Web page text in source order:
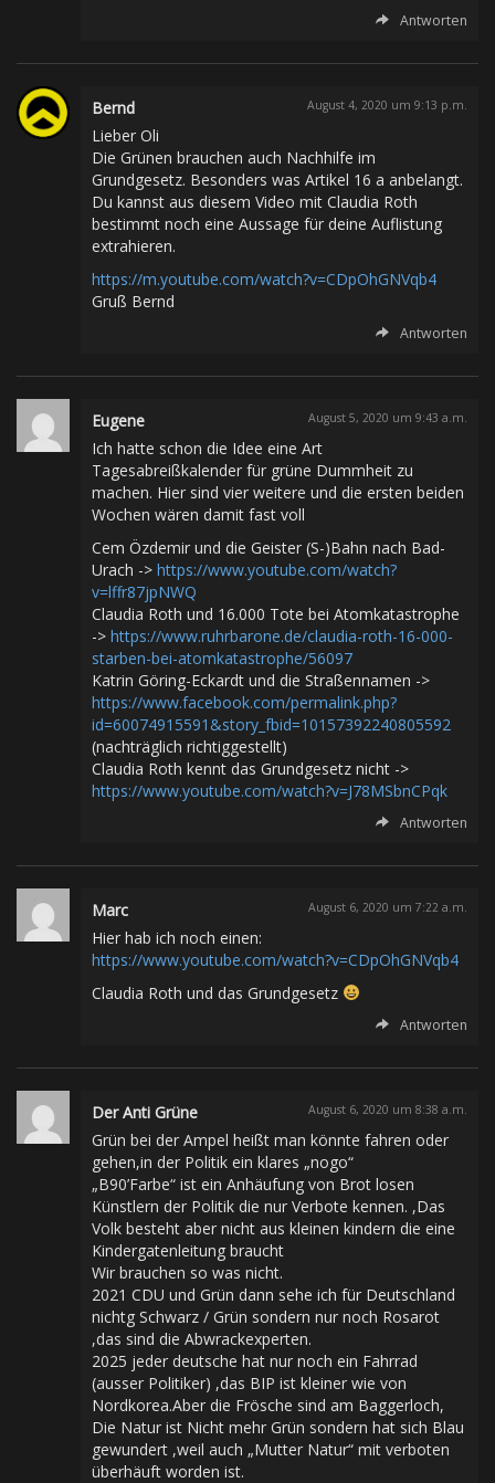
Antworten
Bernd August 4, 2020 um 9:13 p.m.
Lieber Oli
Die Grünen brauchen auch Nachhilfe im
Grundgesetz. Besonders was Artikel 16 a anbelangt.
Du kannst aus diesem Video mit Claudia Roth
bestimmt noch eine Aussage für deine Auflistung
extrahieren.
https://m.youtube.com/watch?v=CDpOhGNVqb4
Gruß Bernd
Antworten
Eugene August 5, 2020 um 9:43 a.m.
Ich hatte schon die Idee eine Art
Tagesabreißkalender für grüne Dummheit zu
machen. Hier sind vier weitere und die ersten beiden
Wochen wären damit fast voll
Cem Özdemir und die Geister (S-)Bahn nach Bad-
Urach -> https://www.youtube.com/watch?
v=lffr87jpNWQ
Claudia Roth und 16.000 Tote bei Atomkatastrophe
-> https://www.ruhrbarone.de/claudia-roth-16-000-
starben-bei-atomkatastrophe/56097
Katrin Göring-Eckardt und die Straßennamen ->
https://www.facebook.com/permalink.php?
id=60074915591&story_fbid=10157392240805592
(nachträglich richtiggestellt)
Claudia Roth kennt das Grundgesetz nicht ->
https://www.youtube.com/watch?v=J78MSbnCPqk
Antworten
Marc August 6, 2020 um 7:22 a.m.
Hier hab ich noch einen:
https://www.youtube.com/watch?v=CDpOhGNVqb4
Claudia Roth und das Grundgesetz
Antworten
Der Anti Grüne August 6, 2020 um 8:38 a.m.
Grün bei der Ampel heißt man könnte fahren oder
gehen,in der Politik ein klares „nogo“
„B90’Farbe“ ist ein Anhäufung von Brot losen
Künstlern der Politik die nur Verbote kennen. ,Das
Volk besteht aber nicht aus kleinen kindern die eine
Kindergatenleitung braucht
Wir brauchen so was nicht.
2021 CDU und Grün dann sehe ich für Deutschland
nichtg Schwarz / Grün sondern nur noch Rosarot
,das sind die Abwrackexperten.
2025 jeder deutsche hat nur noch ein Fahrrad
(ausser Politiker) ,das BIP ist kleiner wie von
Nordkorea.Aber die Frösche sind am Baggerloch,
Die Natur ist Nicht mehr Grün sondern hat sich Blau
gewundert ,weil auch „Mutter Natur“ mit verboten
überhäuft worden ist.